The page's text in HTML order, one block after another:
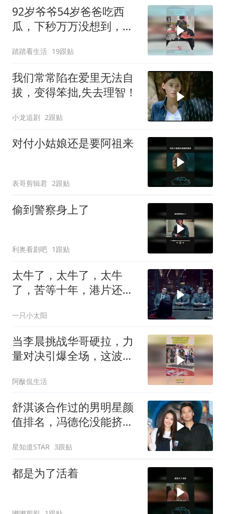
92岁爷爷54岁爸爸吃西
瓜，下秒万万没想到，孙
踏踏看生活 19跟贴
我们常常陷在爱里无法自
拔，变得笨拙,失去理智！
小龙追剧 2跟贴
对付小姑娘还是要阿祖来
表哥剪辑君 2跟贴
偷到警察身上了
利奥看剧吧 1跟贴
太牛了，太牛了，太牛
了，苦等十年，港片还是
一只小太阳
当李晨挑战华哥硬拉，力
量对决引爆全场，这波操
阿酞侃生活
舒淇谈合作过的男明星颜
值排名，冯德伦没能挤进
星知道STAR 3跟贴
都是为了活着